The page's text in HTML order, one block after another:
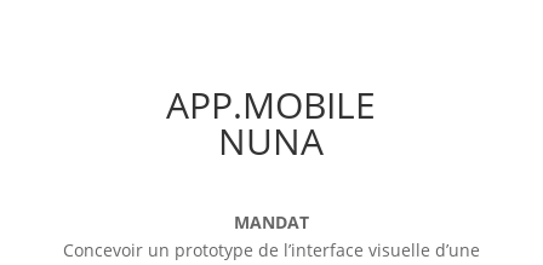
APP.MOBILE
NUNA
MANDAT
Concevoir un prototype de l’interface visuelle d’une